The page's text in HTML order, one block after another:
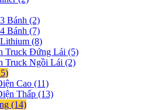
Bánh (2)
Bánh (7)
(8)
Truck Đứng Lái (5)
Truck Ngồi Lái (2)
Cao (11)
Thấp (13)
(14)